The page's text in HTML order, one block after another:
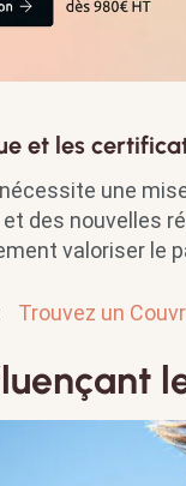
et les
une
des nouvelles
valoriser le
Trouvez un